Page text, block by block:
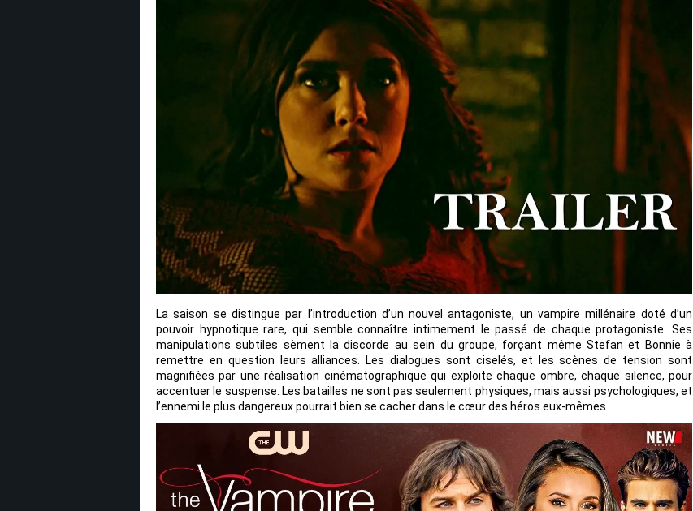
La saison se distingue par l’introduction d’un nouvel antagoniste, un vampire millénaire doté d’un
pouvoir hypnotique rare, qui semble connaître intimement le passé de chaque protagoniste. Ses
manipulations subtiles sèment la discorde au sein du groupe, forçant même Stefan et Bonnie à
remettre en question leurs alliances. Les dialogues sont ciselés, et les scènes de tension sont
magnifiées par une réalisation cinématographique qui exploite chaque ombre, chaque silence, pour
accentuer le suspense. Les batailles ne sont pas seulement physiques, mais aussi psychologiques, et
l’ennemi le plus dangereux pourrait bien se cacher dans le cœur des héros eux-mêmes.